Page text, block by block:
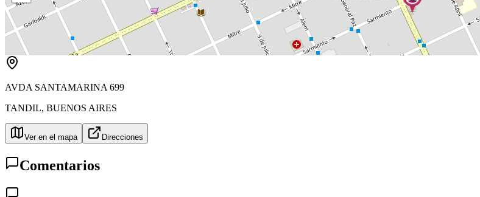
AVDA SANTAMARINA 699
TANDIL, BUENOS AIRES
Ver en el mapa Direcciones
Comentarios